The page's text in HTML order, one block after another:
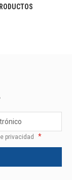
privacidad *